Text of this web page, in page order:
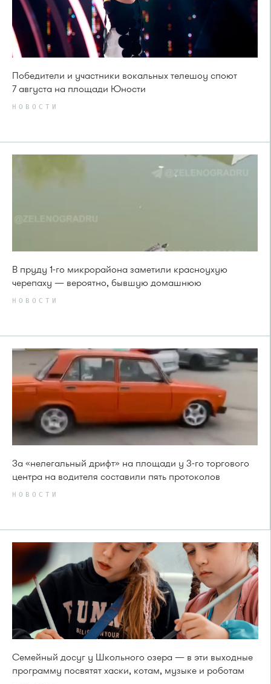
Победители и участники вокальных телешоу споют
7 августа на площади Юности
НОВОСТИ
В пруду 1-го микрорайона заметили красноухую
черепаху — вероятно, бывшую домашнюю
НОВОСТИ
За «нелегальный дрифт» на площади у 3-го торгового
центра на водителя составили пять протоколов
НОВОСТИ
Семейный досуг у Школьного озера — в эти выходные
программу посвятят хаски, котам, музыке и роботам